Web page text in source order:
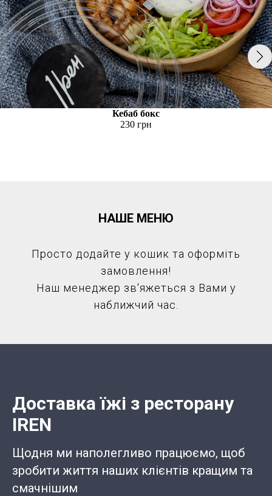
Кебаб бокс
230 грн
НАШЕ МЕНЮ
Просто додайте у кошик та оформіть
замовлення!
Наш менеджер зв'яжеться з Вами у
наближчий час.
Доставка їжі з ресторану
IREN
Щодня ми наполегливо працюємо, щоб
зробити життя наших клієнтів кращим та
смачнішим